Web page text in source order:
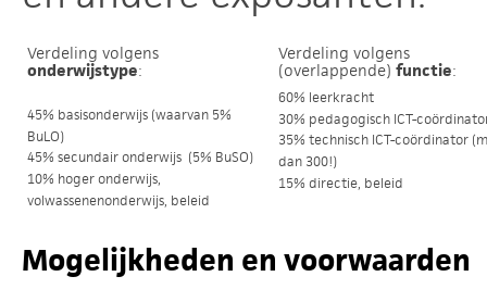
Verdeling volgens
onderwijstype:
45% basisonderwijs (waarvan 5%
BuLO)
45% secundair onderwijs (5% BuSO)
10% hoger onderwijs,
volwassenenonderwijs, beleid
Verdeling volgens
(overlappende) functie:
60% leerkracht
30% pedagogisch ICT-
35% technisch ICT-coördinator
dan 300!)
15% directie, beleid
Mogelijkheden en voorwaarden